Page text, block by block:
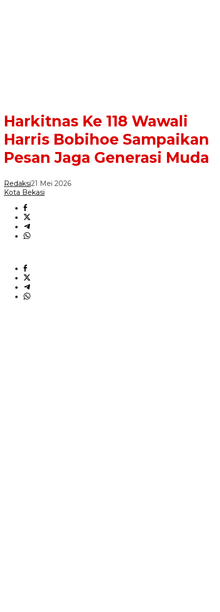
Harkitnas Ke 118 Wawali
Harris Bobihoe Sampaikan
Pesan Jaga Generasi Muda
Redaksi21 Mei 2026
Kota Bekasi